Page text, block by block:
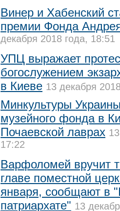
Винер и Хабенский
премии Фонда
декабря 2018 года, 18:51
УПЦ выражает
богослужением
в Киеве 13 декабря
Минкультуры
музейного фонда в
Почаевской лаврах
17:22
Варфоломей вручит
главе поместной
января, сообщают в
патриархате" 13